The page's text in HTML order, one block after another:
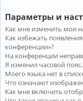
Параметры и
Как мне изменить мои
Как избежать
конференции»?
На конференции
Я изменил часовой
Моего языка нет в
Что означают
Как мне включить